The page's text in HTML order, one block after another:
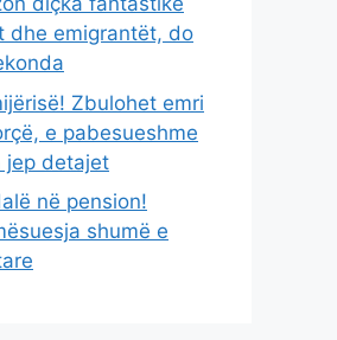
dhe emigrantët, do
Zbulohet emri
e pabesueshme
jep detajet
në pension!
shumë e